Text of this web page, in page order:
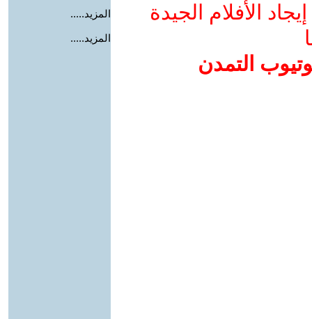
الأفلام الجيدة
التمدن
المزيد.....
المزيد.....